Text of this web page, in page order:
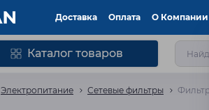
Доставка Оплата О Компании
Каталог товаров
Электропитание Сетевые фильтры